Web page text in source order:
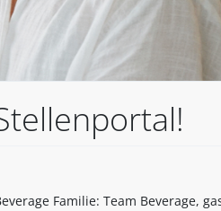
Familie: Team Beverage,